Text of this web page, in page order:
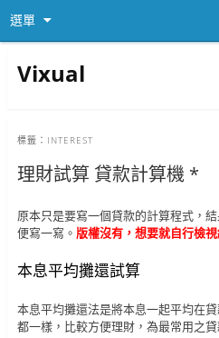
選單
Vixual
標籤： INTEREST
理財試算 貸款計算機 *
原本只是要寫一個貸款的計算程式，
便寫一寫。 版權沒有，想要就自行檢
本息平均攤還試算
本息平均攤還法是將本息一起平均在
都一樣，比較方便理財，為最常用之貸